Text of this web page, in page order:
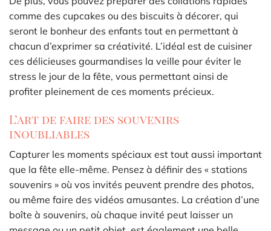
comme des cupcakes ou des biscuits à décorer, qui
seront le bonheur des enfants tout en permettant à
chacun d’exprimer sa créativité. L’idéal est de cuisiner
ces délicieuses gourmandises la veille pour éviter le
stress le jour de la fête, vous permettant ainsi de
profiter pleinement de ces moments précieux.
L’art de faire des souvenirs
inoubliables
Capturer les moments spéciaux est tout aussi important
que la fête elle-même. Pensez à définir des « stations
souvenirs » où vos invités peuvent prendre des photos,
ou même faire des vidéos amusantes. La création d’une
boîte à souvenirs, où chaque invité peut laisser un